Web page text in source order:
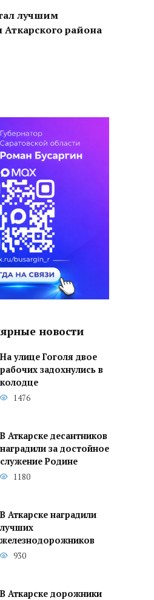
лучшим
района
новости
На улице Гоголя двое
рабочих задохнулись в
колодце
1476
В Аткарске десантников
наградили за достойное
служение Родине
1180
В Аткарске наградили
лучших
железнодорожников
930
В Аткарске дорожники